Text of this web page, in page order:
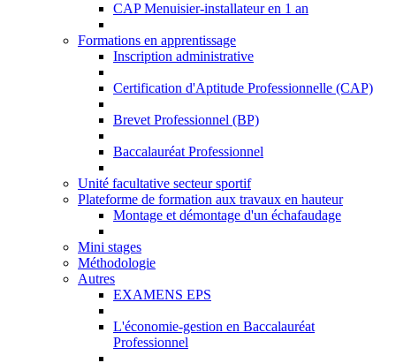
CAP Menuisier-installateur en 1 an
Formations en apprentissage
Inscription administrative
Certification d'Aptitude Professionnelle (CAP)
Brevet Professionnel (BP)
Baccalauréat Professionnel
Unité facultative secteur sportif
Plateforme de formation aux travaux en hauteur
Montage et démontage d'un échafaudage
Mini stages
Méthodologie
Autres
EXAMENS EPS
L'économie-gestion en Baccalauréat
Professionnel